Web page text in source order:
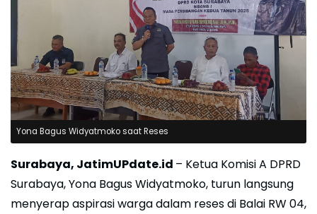
Yona Bagus Widyatmoko saat Reses
Surabaya, JatimUPdate.id – Ketua Komisi A DPRD
Surabaya, Yona Bagus Widyatmoko, turun langsung
menyerap aspirasi warga dalam reses di Balai RW 04,